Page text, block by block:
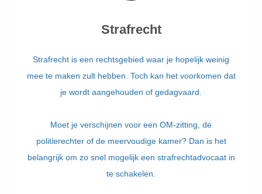
Strafrecht
Strafrecht is een rechtsgebied waar je hopelijk weinig
mee te maken zult hebben. Toch kan het voorkomen dat
je wordt aangehouden of gedagvaard.
Moet je verschijnen voor een OM-zitting, de
politierechter of de meervoudige kamer? Dan is het
belangrijk om zo snel mogelijk een strafrechtadvocaat in
te schakelen.